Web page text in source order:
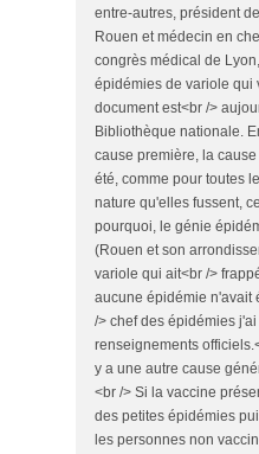
entre-autres, président
Rouen et médecin en
congrès médical de
épidémies de variole qui
document est<br />
Bibliothèque nationale.
cause première, la
été, comme pour toutes
nature qu'elles fussent,
pourquoi, le génie
(Rouen et son
variole qui ait<br />
aucune épidémie n'avait
/> chef des épidémies
renseignements
y a une autre cause
<br /> Si la vaccine
des petites épidémies
les personnes non